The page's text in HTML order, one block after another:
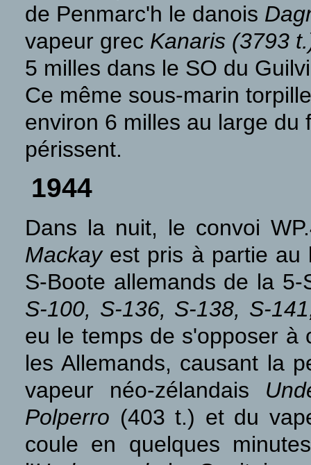
de Penmarc'h le danois
vapeur grec Kanaris (3793
5 milles dans le SO du
Ce même sous-marin
environ 6 milles au large du
périssent.
1944
Dans la nuit, le convoi
Mackayest pris à partie au
S-Boote allemands de la
S-100, S-136, S-138, S-
eu le temps de s'opposer à
les Allemands, causant la
vapeur néo-zélandais
Polperro (403 t.) et du
coule en quelques